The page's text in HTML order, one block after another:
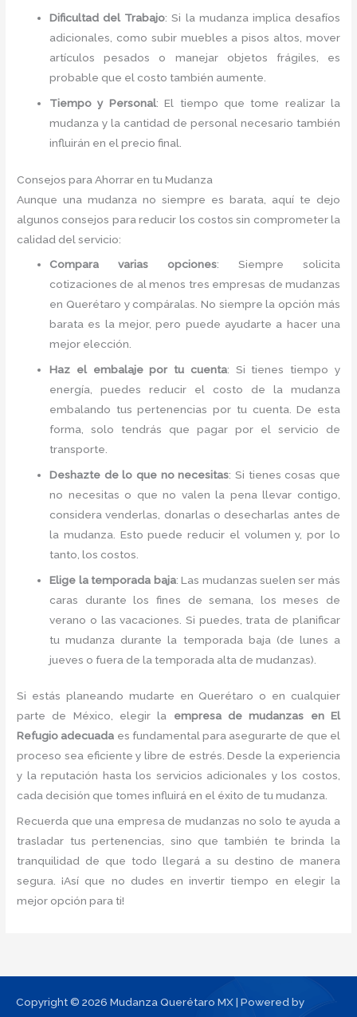
Dificultad del Trabajo: Si la mudanza implica desafíos
adicionales, como subir muebles a pisos altos, mover
artículos pesados o manejar objetos frágiles, es
probable que el costo también aumente.
Tiempo y Personal: El tiempo que tome realizar la
mudanza y la cantidad de personal necesario también
influirán en el precio final.
Consejos para Ahorrar en tu Mudanza
Aunque una mudanza no siempre es barata, aquí te dejo
algunos consejos para reducir los costos sin comprometer la
calidad del servicio:
Compara varias opciones: Siempre solicita
cotizaciones de al menos tres empresas de mudanzas
en Querétaro y compáralas. No siempre la opción más
barata es la mejor, pero puede ayudarte a hacer una
mejor elección.
Haz el embalaje por tu cuenta: Si tienes tiempo y
energía, puedes reducir el costo de la mudanza
embalando tus pertenencias por tu cuenta. De esta
forma, solo tendrás que pagar por el servicio de
transporte.
Deshazte de lo que no necesitas: Si tienes cosas que
no necesitas o que no valen la pena llevar contigo,
considera venderlas, donarlas o desecharlas antes de
la mudanza. Esto puede reducir el volumen y, por lo
tanto, los costos.
Elige la temporada baja: Las mudanzas suelen ser más
caras durante los fines de semana, los meses de
verano o las vacaciones. Si puedes, trata de planificar
tu mudanza durante la temporada baja (de lunes a
jueves o fuera de la temporada alta de mudanzas).
Si estás planeando mudarte en Querétaro o en cualquier
parte de México, elegir la empresa de mudanzas en El
Refugio adecuada es fundamental para asegurarte de que el
proceso sea eficiente y libre de estrés. Desde la experiencia
y la reputación hasta los servicios adicionales y los costos,
cada decisión que tomes influirá en el éxito de tu mudanza.
Recuerda que una empresa de mudanzas no solo te ayuda a
trasladar tus pertenencias, sino que también te brinda la
tranquilidad de que todo llegará a su destino de manera
segura. ¡Así que no dudes en invertir tiempo en elegir la
mejor opción para ti!
Copyright © 2026 Mudanza Querétaro MX | Powered by